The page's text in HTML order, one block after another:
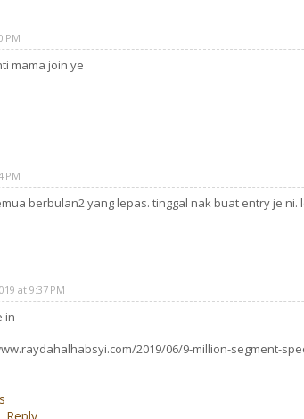
PM
mama join ye
PM
berbulan2 yang lepas. tinggal nak buat entry je
at 9:37 PM
in
2019/06/9-million-segment-